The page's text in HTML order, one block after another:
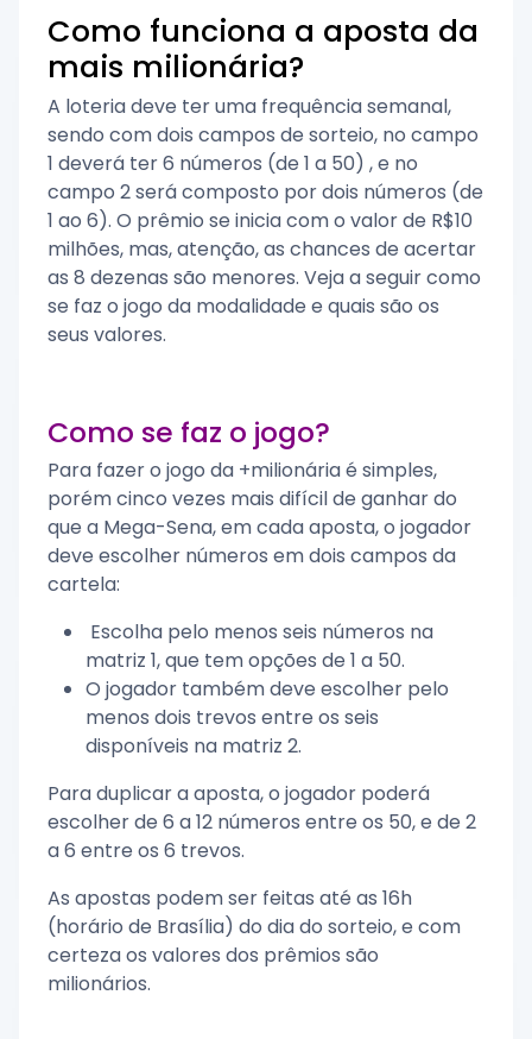
Como funciona a aposta da
mais milionária?
A loteria deve ter uma frequência semanal,
sendo com dois campos de sorteio, no campo
1 deverá ter 6 números (de 1 a 50) , e no
campo 2 será composto por dois números (de
1 ao 6). O prêmio se inicia com o valor de R$10
milhões, mas, atenção, as chances de acertar
as 8 dezenas são menores. Veja a seguir como
se faz o jogo da modalidade e quais são os
seus valores.
Como se faz o jogo?
Para fazer o jogo da +milionária é simples,
porém cinco vezes mais difícil de ganhar do
que a Mega-Sena, em cada aposta, o jogador
deve escolher números em dois campos da
cartela:
Escolha pelo menos seis números na
matriz 1, que tem opções de 1 a 50.
O jogador também deve escolher pelo
menos dois trevos entre os seis
disponíveis na matriz 2.
Para duplicar a aposta, o jogador poderá
escolher de 6 a 12 números entre os 50, e de 2
a 6 entre os 6 trevos.
As apostas podem ser feitas até as 16h
(horário de Brasília) do dia do sorteio, e com
certeza os valores dos prêmios são
milionários.